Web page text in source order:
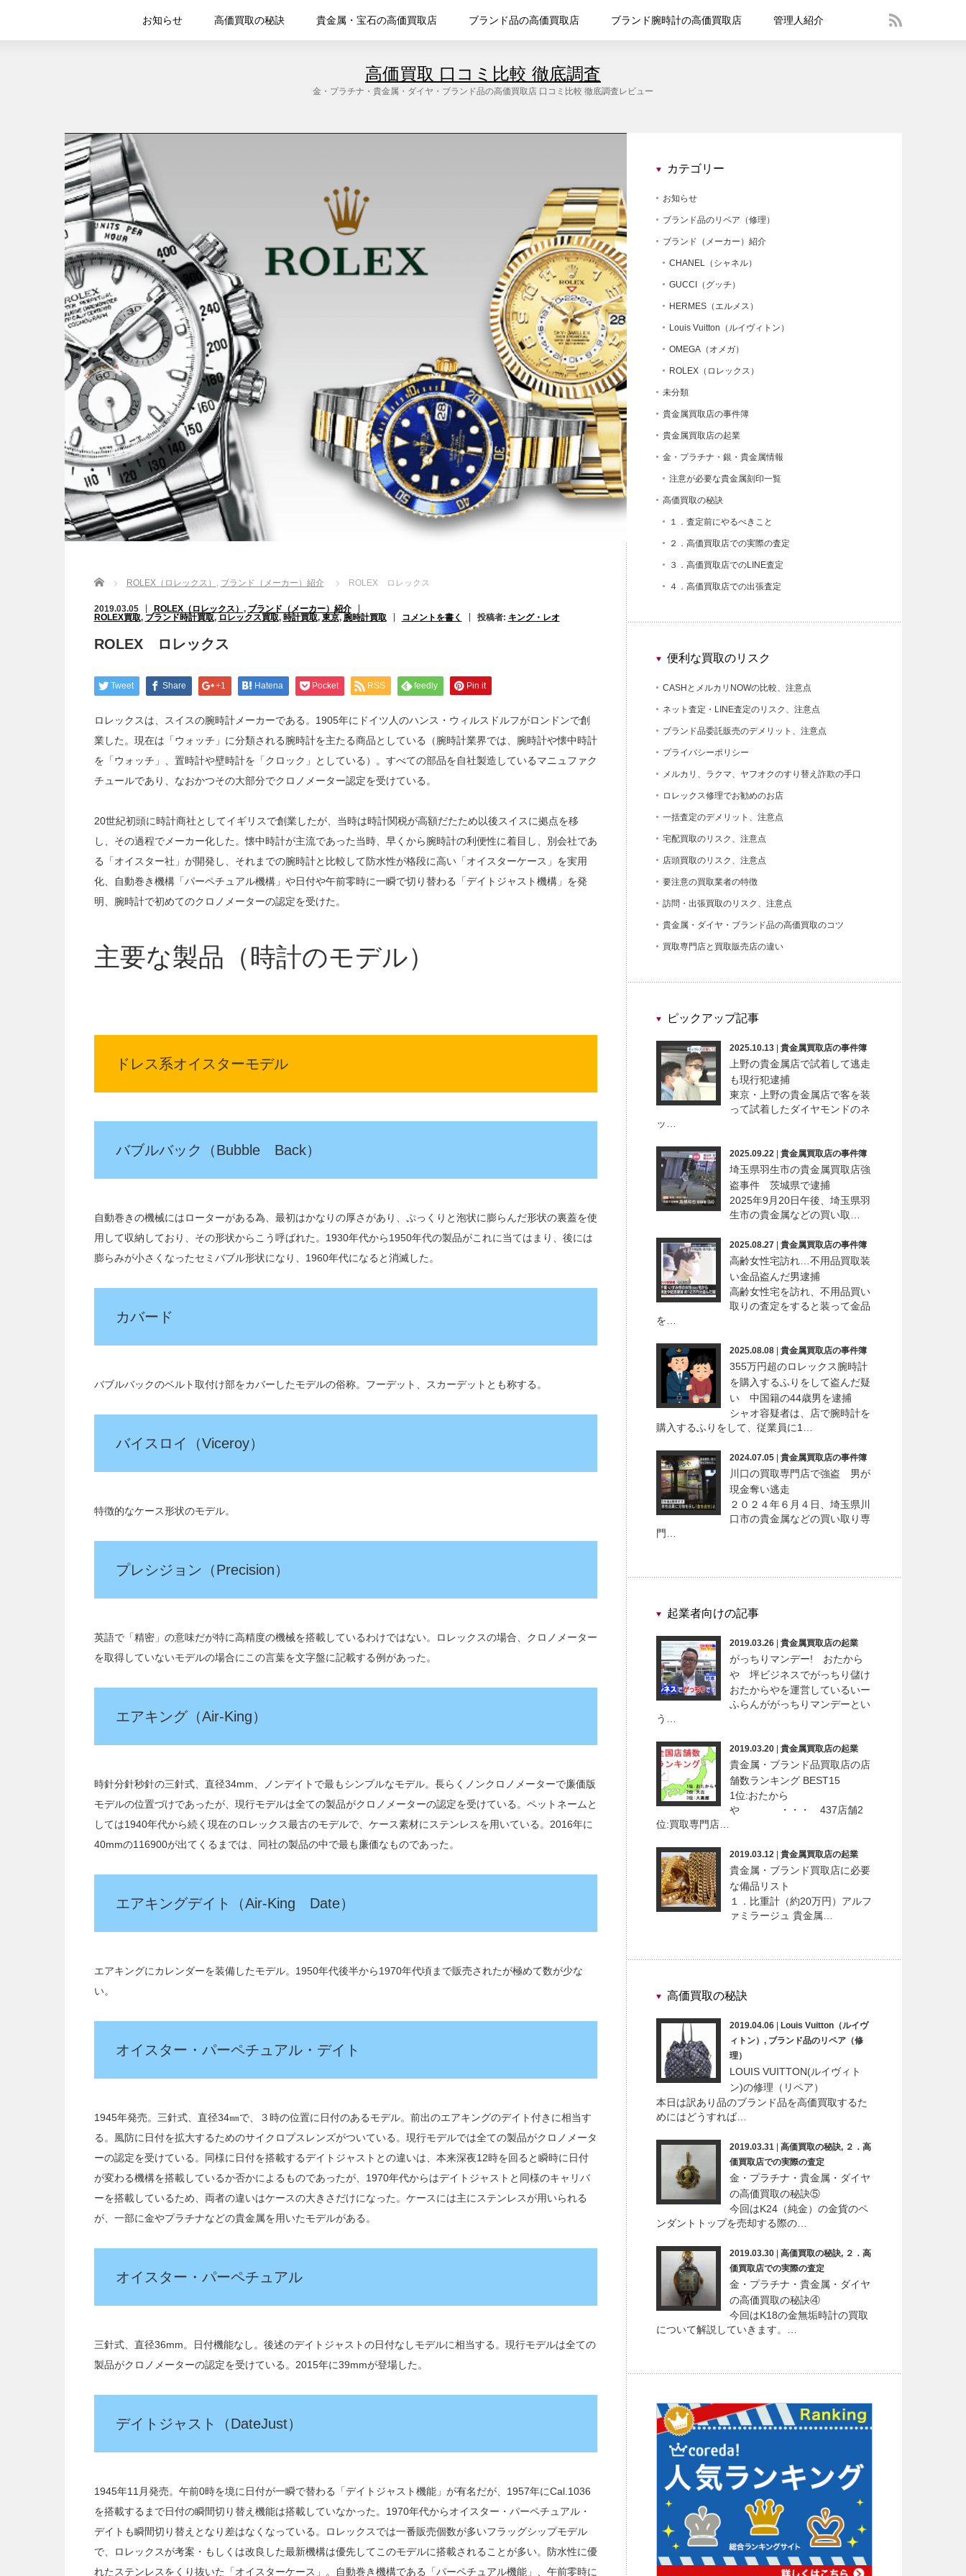
高価買取 口コミ比較 徹底調査
金・プラチナ・貴金属・ダイヤ・ブランド品の高価買取店 口コミ比較 徹底調査レビュー
お知らせ 高価買取の秘訣 貴金属・宝石の高価買取店 ブランド品の高価買取店 ブランド腕時計の高価買取店 管理人紹介
Home ROLEX（ロレックス） , ブランド（メーカー）紹介 ROLEX ロレックス
2019.03.05 ROLEX（ロレックス） , ブランド（メーカー）紹介
ROLEX買取, ブランド時計買取, ロレックス買取, 時計買取, 東京, 腕時計買取 コメントを書く 投稿者: キング・レオ
ROLEX ロレックス
Tweet Share +1 Hatena Pocket RSS feedly Pin it
ロレックスは、スイスの腕時計メーカーである。1905年にドイツ人のハンス・ウィルスドルフがロンドンで創
業した。現在は「ウォッチ」に分類される腕時計を主たる商品としている（腕時計業界では、腕時計や懐中時計
を「ウォッチ」、置時計や壁時計を「クロック」としている）。すべての部品を自社製造しているマニュファク
チュールであり、なおかつその大部分でクロノメーター認定を受けている。
20世紀初頭に時計商社としてイギリスで創業したが、当時は時計関税が高額だたため以後スイスに拠点を移
し、その過程でメーカー化した。懐中時計が主流であった当時、早くから腕時計の利便性に着目し、別会社であ
る「オイスター社」が開発し、それまでの腕時計と比較して防水性が格段に高い「オイスターケース」を実用
化、自動巻き機構「パーペチュアル機構」や日付や午前零時に一瞬で切り替わる「デイトジャスト機構」を発
明、腕時計で初めてのクロノメーターの認定を受けた。
主要な製品（時計のモデル）
ドレス系オイスターモデル
バブルバック（Bubble Back）
自動巻きの機械にはローターがある為、最初はかなりの厚さがあり、ぷっくりと泡状に膨らんだ形状の裏蓋を使
用して収納しており、その形状からこう呼ばれた。1930年代から1950年代の製品がこれに当てはまり、後には
膨らみが小さくなったセミバブル形状になり、1960年代になると消滅した。
カバード
バブルバックのベルト取付け部をカバーしたモデルの俗称。フーデット、スカーデットとも称する。
バイスロイ（Viceroy）
特徴的なケース形状のモデル。
プレシジョン（Precision）
英語で「精密」の意味だが特に高精度の機械を搭載しているわけではない。ロレックスの場合、クロノメーター
を取得していないモデルの場合にこの言葉を文字盤に記載する例があった。
エアキング（Air-King）
時針分針秒針の三針式、直径34mm、ノンデイトで最もシンプルなモデル。長らくノンクロノメーターで廉価版
モデルの位置づけであったが、現行モデルは全ての製品がクロノメーターの認定を受けている。ペットネームと
しては1940年代から続く現在のロレックス最古のモデルで、ケース素材にステンレスを用いている。2016年に
40mmの116900が出てくるまでは、同社の製品の中で最も廉価なものであった。
エアキングデイト（Air-King Date）
エアキングにカレンダーを装備したモデル。1950年代後半から1970年代頃まで販売されたが極めて数が少な
い。
オイスター・パーペチュアル・デイト
1945年発売。三針式、直径34㎜で、３時の位置に日付のあるモデル。前出のエアキングのデイト付きに相当す
る。風防に日付を拡大するためのサイクロプスレンズがついている。現行モデルでは全ての製品がクロノメータ
ーの認定を受けている。同様に日付を搭載するデイトジャストとの違いは、本来深夜12時を回ると瞬時に日付
が変わる機構を搭載しているか否かによるものであったが、1970年代からはデイトジャストと同様のキャリバ
ーを搭載しているため、両者の違いはケースの大きさだけになった。ケースには主にステンレスが用いられる
が、一部に金やプラチナなどの貴金属を用いたモデルがある。
オイスター・パーペチュアル
三針式、直径36mm。日付機能なし。後述のデイトジャストの日付なしモデルに相当する。現行モデルは全ての
製品がクロノメーターの認定を受けている。2015年に39mmが登場した。
デイトジャスト（DateJust）
1945年11月発売。午前0時を境に日付が一瞬で替わる「デイトジャスト機能」が有名だが、1957年にCal.1036
を搭載するまで日付の瞬間切り替え機能は搭載していなかった。1970年代からオイスター・パーペチュアル・
デイトも瞬間切り替えとなり差はなくなっている。ロレックスでは一番販売個数が多いフラッグシップモデル
で、ロレックスが考案・もしくは改良した最新機構は優先してこのモデルに搭載されることが多い。防水性に優
れたステンレスをくり抜いた「オイスターケース」。自動巻き機構である「パーペチュアル機能」、午前零時に
カテゴリー
お知らせ
ブランド品のリペア（修理）
ブランド（メーカー）紹介
CHANEL（シャネル）
GUCCI（グッチ）
HERMES（エルメス）
Louis Vuitton（ルイヴィトン）
OMEGA（オメガ）
ROLEX（ロレックス）
未分類
貴金属買取店の事件簿
貴金属買取店の起業
金・プラチナ・銀・貴金属情報
注意が必要な貴金属刻印一覧
高価買取の秘訣
１．査定前にやるべきこと
２．高価買取店での実際の査定
３．高価買取店でのLINE査定
４．高価買取店での出張査定
便利な買取のリスク
CASHとメルカリNOWの比較、注意点
ネット査定・LINE査定のリスク、注意点
ブランド品委託販売のデメリット、注意点
プライバシーポリシー
メルカリ、ラクマ、ヤフオクのすり替え詐欺の手口
ロレックス修理でお勧めのお店
一括査定のデメリット、注意点
宅配買取のリスク、注意点
店頭買取のリスク、注意点
要注意の買取業者の特徴
訪問・出張買取のリスク、注意点
貴金属・ダイヤ・ブランド品の高価買取のコツ
買取専門店と買取販売店の違い
ピックアップ記事
2025.10.13 貴金属買取店の事件簿
上野の貴金属店で試着して逃走
も現行犯逮捕
東京・上野の貴金属店で客を装
って試着したダイヤモンドのネ
ッ…
2025.09.22 貴金属買取店の事件簿
埼玉県羽生市の貴金属買取店強
盗事件 茨城県で逮捕
2025年9月20日午後、埼玉県羽
生市の貴金属などの買い取…
2025.08.27 貴金属買取店の事件簿
高齢女性宅訪れ…不用品買取装
い金品盗んだ男逮捕
高齢女性宅を訪れ、不用品買い
取りの査定をすると装って金品
を…
2025.08.08 貴金属買取店の事件簿
355万円超のロレックス腕時計
を購入するふりをして盗んだ疑
い 中国籍の44歳男を逮捕
シャオ容疑者は、店で腕時計を
購入するふりをして、従業員に1…
2024.07.05 貴金属買取店の事件簿
川口の買取専門店で強盗 男が
現金奪い逃走
２０２４年６月４日、埼玉県川
口市の貴金属などの買い取り専
門…
起業者向けの記事
2019.03.26 貴金属買取店の起業
がっちりマンデー! おたから
や 坪ビジネスでがっちり儲け
おたからやを運営しているいー
ふらんががっちりマンデーとい
う…
2019.03.20 貴金属買取店の起業
貴金属・ブランド品買取店の店
舗数ランキング BEST15
1位:おたから
や ・・・ 437店舗2
位:買取専門店…
2019.03.12 貴金属買取店の起業
貴金属・ブランド買取店に必要
な備品リスト
１．比重計（約20万円）アルフ
ァミラージュ 貴金属…
高価買取の秘訣
2019.04.06
Louis Vuitton（ルイヴ
ィトン） , ブランド品のリペア（修
理）
LOUIS VUITTON(ルイヴィト
ン)の修理（リペア）
本日は訳あり品のブランド品を高価買取するた
めにはどうすれば…
2019.03.31 高価買取の秘訣, ２．高
価買取店での実際の査定
金・プラチナ・貴金属・ダイヤ
の高価買取の秘訣⑤
今回はK24（純金）の金貨のペ
ンダントトップを売却する際の…
2019.03.30 高価買取の秘訣, ２．高
価買取店での実際の査定
金・プラチナ・貴金属・ダイヤ
の高価買取の秘訣④
今回はK18の金無垢時計の買取
について解説していきます。…